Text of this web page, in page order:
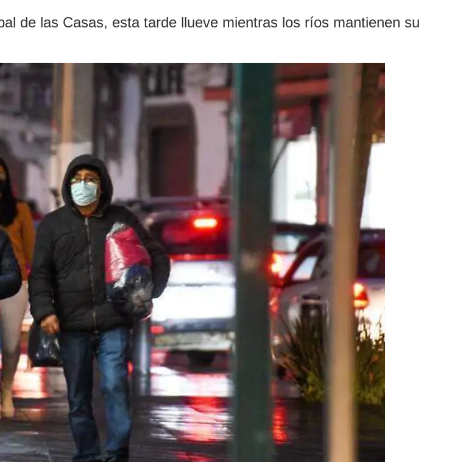
de las Casas, esta tarde llueve mientras los ríos mantienen su